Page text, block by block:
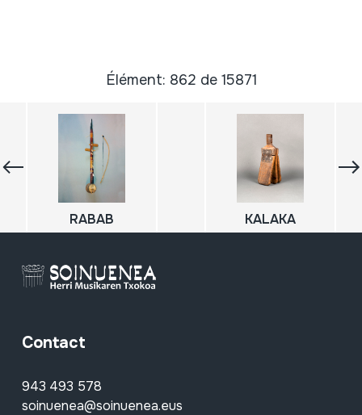
Élément: 862 de 15871
RABAB KALAKA
Contact
943 493 578
soinuenea@soinuenea.eus